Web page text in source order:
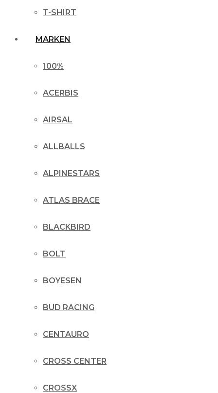
T-SHIRT
MARKEN
100%
ACERBIS
AIRSAL
ALLBALLS
ALPINESTARS
ATLAS BRACE
BLACKBIRD
BOLT
BOYESEN
BUD RACING
CENTAURO
CROSS CENTER
CROSSX